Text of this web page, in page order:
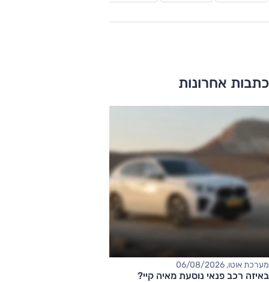
כתבות אחרונות
מערכת אוטו, 06/08/2026
באיזה רכב פנאי נוסעת מאיה קיי?